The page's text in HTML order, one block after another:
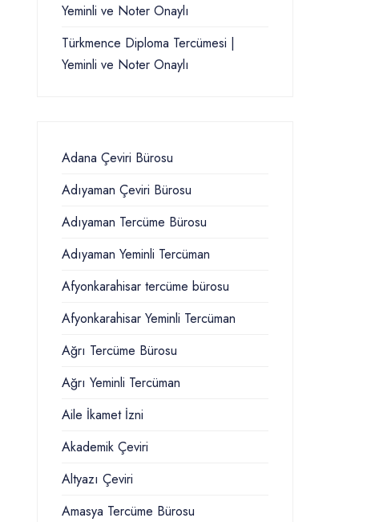
Yeminli ve Noter Onaylı
Türkmence Diploma Tercümesi |
Yeminli ve Noter Onaylı
Adana Çeviri Bürosu
Adıyaman Çeviri Bürosu
Adıyaman Tercüme Bürosu
Adıyaman Yeminli Tercüman
Afyonkarahisar tercüme bürosu
Afyonkarahisar Yeminli Tercüman
Ağrı Tercüme Bürosu
Ağrı Yeminli Tercüman
Aile İkamet İzni
Akademik Çeviri
Altyazı Çeviri
Amasya Tercüme Bürosu